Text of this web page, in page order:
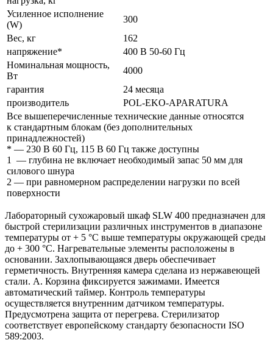
Усиленное исполнение
(W)
300
Вес, кг
162
напряжение*
400 В 50-60 Гц
Номинальная мощность,
Вт
4000
гарантия
24 месяца
производитель
POL-EKO-APARATURA
Все вышеперечисленные технические данные относятся
к стандартным блокам (без дополнительных
принадлежностей)
* — 230 В 60 Гц, 115 В 60 Гц также доступны
1
— глубина не включает необходимый запас 50 мм для
силового шнура
2 — при равномерном распределении нагрузки по всей
поверхности
Лабораторный сухожаровый шкаф SLW 400 предназначен для
быстрой стерилизации различных инструментов в диапазоне
температуры от + 5 °C выше температуры окружающей среды
до + 300 °C. Нагревательные элементы расположены в
основании. Захлопывающаяся дверь обеспечивает
герметичность. Внутренняя камера сделана из нержавеющей
стали. A. Корзина фиксируется зажимами. Имеется
автоматический таймер. Контроль температуры
осуществляется внутренним датчиком температуры.
Предусмотрена защита от перегрева. Стерилизатор
соответствует европейскому стандарту безопасности ISO
589:2003.